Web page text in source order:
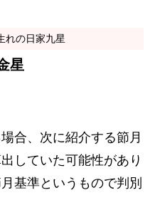
れの日家九星
星
合、次に紹介する節月
していた可能性があり
基準というもので判別